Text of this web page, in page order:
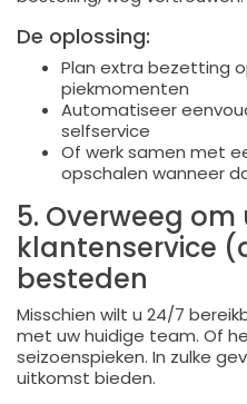
De oplossing:
Plan extra bezetting
piekmomenten
Automatiseer
selfservice
Of werk samen met
opschalen wanneer
5. Overweeg om
klantenservice
besteden
Misschien wilt u 24/7
met uw huidige team. Of
seizoenspieken. In zulke
uitkomst bieden.